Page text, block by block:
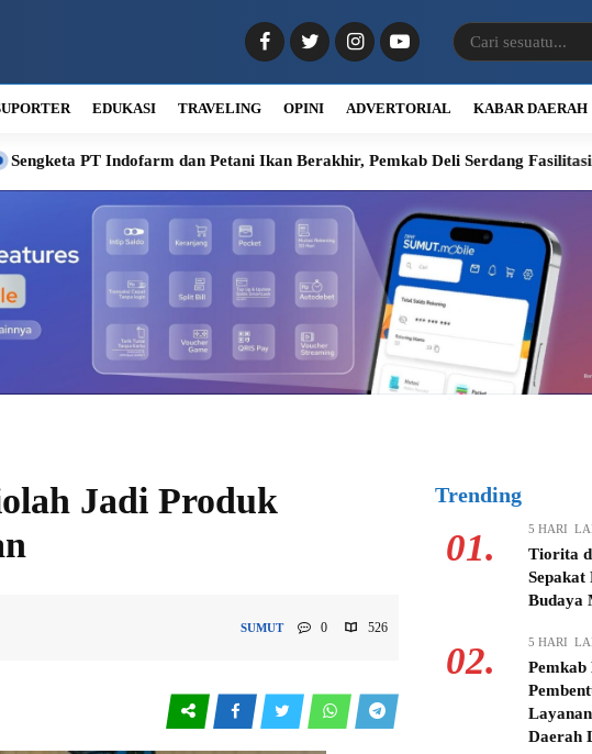
EDUKASI TRAVELING OPINI ADVERTORIAL KABAR DAERAH
dan Petani Ikan Berakhir, Pemkab Deli Serdang Fasilitasi Kompensasi
Jadi Produk
SUMUT 0 526
Trending
01. 5 HARI
Tiorita
Sepakat
Budaya
02. 5 HARI
Pemkab
Daerah